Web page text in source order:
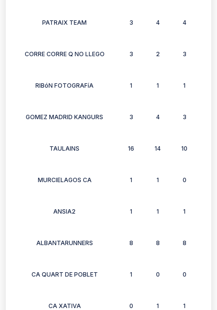
PATRAIX TEAM 3 4 4
CORRE CORRE Q NO LLEGO 3 2 3
RIBóN FOTOGRAFíA 1 1 1
GOMEZ MADRID KANGURS 3 4 3
TAULAINS 16 14 10
MURCIELAGOS CA 1 1 0
ANSIA2 1 1 1
ALBANTARUNNERS 8 8 8
CA QUART DE POBLET 1 0 0
CA XATIVA 0 1 1